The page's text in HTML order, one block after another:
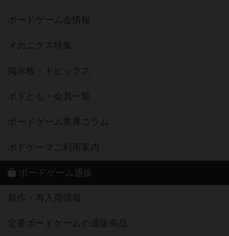
ボードゲーム会情報
メカニクス特集
掲示板・トピックス
ボドとも・会員一覧
ボードゲーム業界コラム
ボドゲーマご利用案内
ボードゲーム通販
新作・再入荷情報
定番ボードゲームの通販商品